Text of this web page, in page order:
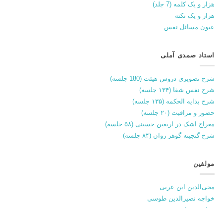
هزار و یک کلمه (7 جلد)
هزار و یک نکته
عیون مسائل نفس
استاد صمدی آملی
شرح تصویری دروس هیئت (180 جلسه)
شرح نفس شفا (۱۳۴ جلسه)
شرح بدایه الحکمه (۱۳۵ جلسه)
حضور و مراقبت (۲۰ جلسه)
معراج اشک در اربعین حسینی (۵۸ جلسه)
شرح گنجینه گوهر روان (۸۴ جلسه)
مولفین
محی‌الدین ابن عربی
خواجه نصیرالدین طوسی